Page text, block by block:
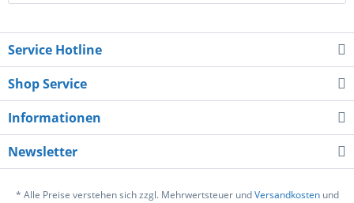
Service Hotline
Shop Service
Informationen
Newsletter
* Alle Preise verstehen sich zzgl. Mehrwertsteuer undVersandkostenund